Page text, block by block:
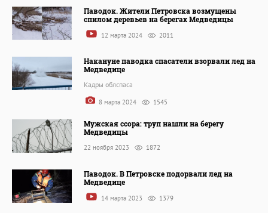
Паводок. Жители Петровска возмущены
спилом деревьев на берегах Медведицы
12 марта 2024 2011
Накануне паводка спасатели взорвали лед на
Медведице
Кадры облспаса
8 марта 2024 1545
Мужская ссора: труп нашли на берегу
Медведицы
22 ноября 2023 1872
Паводок. В Петровске подорвали лед на
Медведице
14 марта 2023 1379